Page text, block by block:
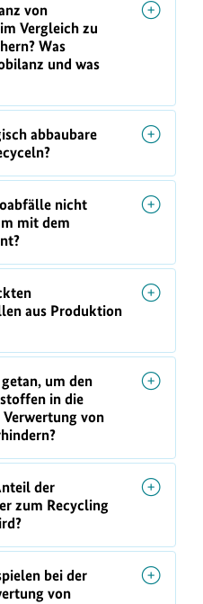
von
Vergleich zu
Was
und was
abbaubare
nicht
mit dem
aus Produktion
um den
in die
von
der
zum Recycling
bei der
von